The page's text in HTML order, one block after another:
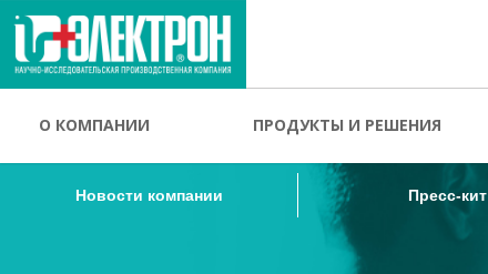
О КОМПАНИИ ПРОДУКТЫ И РЕШЕНИЯ
Новости компании Пресс-кит
Новости компании Пресс-кит